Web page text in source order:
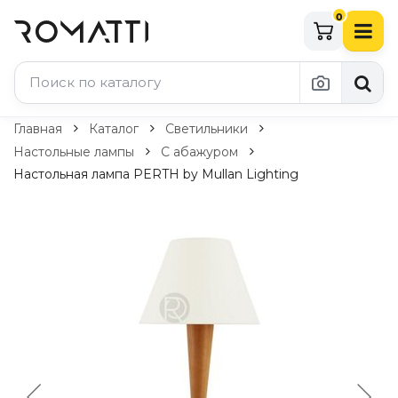
0
Каталог Romatti
Свет и освещение
Потолочные светильники
Комплектующие
Главная Каталог
Светильники
Настольные лампы
С абажуром
Настольная лампа PERTH by Mullan Lighting